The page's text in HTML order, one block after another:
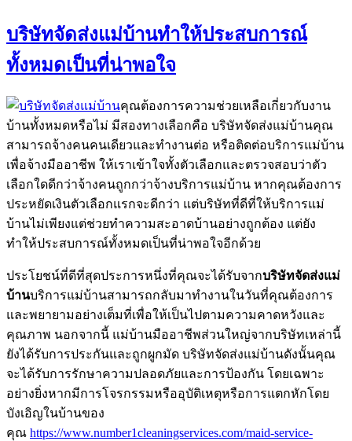
บริษัทจัดส่งแม่บ้านทำให้ประสบการณ์
ทั้งหมดเป็นที่น่าพอใจ
คุณต้องการความช่วยเหลือเกี่ยวกับงาน
บ้านทั้งหมดหรือไม่ มีสองทางเลือกคือ บริษัทจัดส่งแม่บ้านคุณ
สามารถจ้างคนคนเดียวและทำงานต่อ หรือติดต่อบริการแม่บ้าน
เพื่อจ้างมืออาชีพ ให้เราเข้าใจทั้งตัวเลือกและตรวจสอบว่าตัว
เลือกใดดีกว่าจ้างคนถูกกว่าจ้างบริการแม่บ้าน หากคุณต้องการ
ประหยัดเงินตัวเลือกแรกจะดีกว่า แต่บริษัทที่ดีที่ให้บริการแม่
บ้านไม่เพียงแต่ช่วยทำความสะอาดบ้านอย่างถูกต้อง แต่ยัง
ทำให้ประสบการณ์ทั้งหมดเป็นที่น่าพอใจอีกด้วย
ประโยชน์ที่ดีที่สุดประการหนึ่งที่คุณจะได้รับจากบริษัทจัดส่งแม่
บ้านบริการแม่บ้านสามารถกลับมาทำงานในวันที่คุณต้องการ
และพยายามอย่างเต็มที่เพื่อให้เป็นไปตามความคาดหวังและ
คุณภาพ นอกจากนี้ แม่บ้านมืออาชีพส่วนใหญ่จากบริษัทเหล่านี้
ยังได้รับการประกันและถูกผูกมัด บริษัทจัดส่งแม่บ้านดังนั้นคุณ
จะได้รับการรักษาความปลอดภัยและการป้องกัน โดยเฉพาะ
อย่างยิ่งหากมีการโจรกรรมหรืออุบัติเหตุหรือการแตกหักโดย
บังเอิญในบ้านของ
คุณ https://www.number1cleaningservices.com/maid-service-